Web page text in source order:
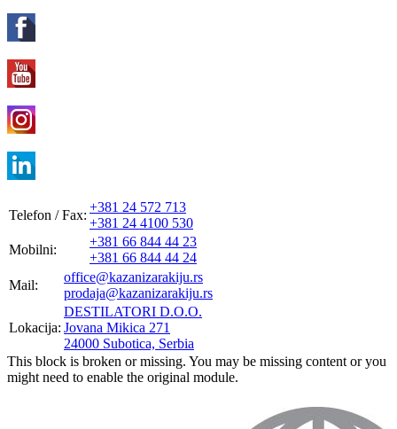
Telefon / Fax:
+381 24 572 713
+381 24 4100 530
Mobilni:
+381 66 844 44 23
+381 66 844 44 24
Mail:
office@kazanizarakiju.rs
prodaja@kazanizarakiju.rs
Lokacija:
DESTILATORI D.O.O.
Jovana Mikica 271
24000 Subotica, Serbia
This block is broken or missing. You may be missing content or you
might need to enable the original module.